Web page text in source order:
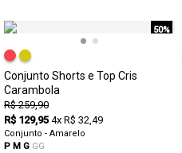
50%
Conjunto Shorts e Top Cris
Carambola
R$ 259,90
R$ 129,95 4x R$ 32,49
Conjunto - Amarelo
P M G GG